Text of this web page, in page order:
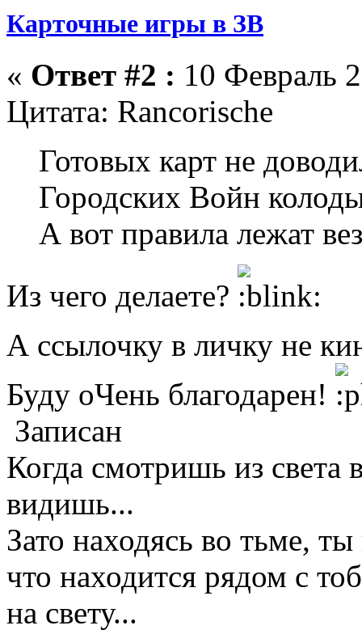
Карточные игры в ЗВ
« Ответ #2 : 10 Февраль
Цитата: Rancorische
Готовых карт не
Городских Войн
А вот правила лежат
Из чего делаете?
А ссылочку в личку не
Буду оЧень благодарен!
Записан
Когда смотришь из света
видишь...
Зато находясь во тьме,
что находится рядом с
на свету...